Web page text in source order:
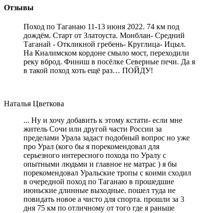
Отзывы
Поход по Таганаю 11-13 июня 2022. 74 км под
дождём. Старт от Златоуста. Монблан- Средний
Таганай - Откликной гребень- Круглица- Ицыл.
На Киалимском кордоне смыло мост, переходили
реку вброд. Финиш в посёлке Северные печи. Да я
в такой поход хоть ещё раз… ПОЙДУ!
Наталья Цветкова
... Ну и хочу добавить к этому кстати- если мне
житель Сочи или другой части России за
пределами Урала задаст подобный вопрос но уже
про Урал (кого бы я порекомендовал для
серьезного интересного похода по Уралу с
опытными людьми и главное не матрас ) я бы
порекомендовал Уральские тропы с коими сходил
в очередной поход по Таганаю в прошедшие
июньские длинные выходные. пошел туда не
повидать новое а чисто для спорта. прошли за 3
дня 75 км по отличному от того где я раньше